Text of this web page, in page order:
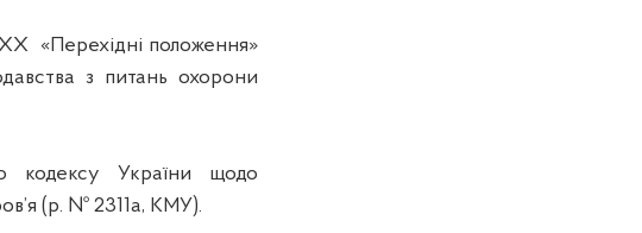
«Перехідні положення»
з питань охорони
кодексу України щодо
(р. № 2311а, КМУ).